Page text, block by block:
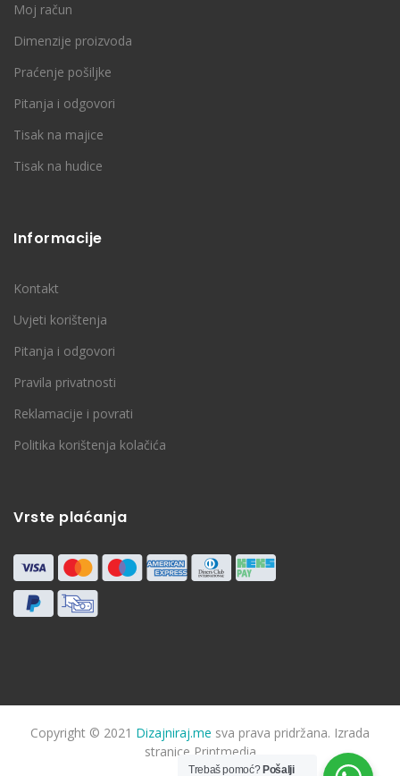
Moj račun
Dimenzije proizvoda
Praćenje pošiljke
Pitanja i odgovori
Tisak na majice
Tisak na hudice
Informacije
Kontakt
Uvjeti korištenja
Pitanja i odgovori
Pravila privatnosti
Reklamacije i povrati
Politika korištenja kolačića
Vrste plaćanja
Copyright © 2021 Dizajniraj.me sva prava pridržana. Izrada
stranice Printmedia
Trebaš pomoć? Pošalji